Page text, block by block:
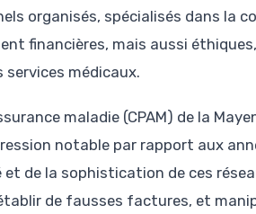
organisés, spécialisés dans la
financières, mais aussi
médicaux.
maladie (CPAM) de la
notable par rapport aux
de la sophistication de ces
de fausses factures, et